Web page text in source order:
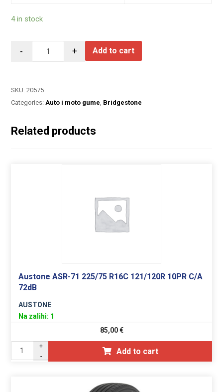
4 in stock
- + Add to cart
SKU:20575
Categories:Auto i moto gume, Bridgestone
Related products
Austone ASR-71 225/75 R16C 121/120R 10PR C/A
72dB
AUSTONE
Na zalihi: 1
85,00€
+
-
Add to cart